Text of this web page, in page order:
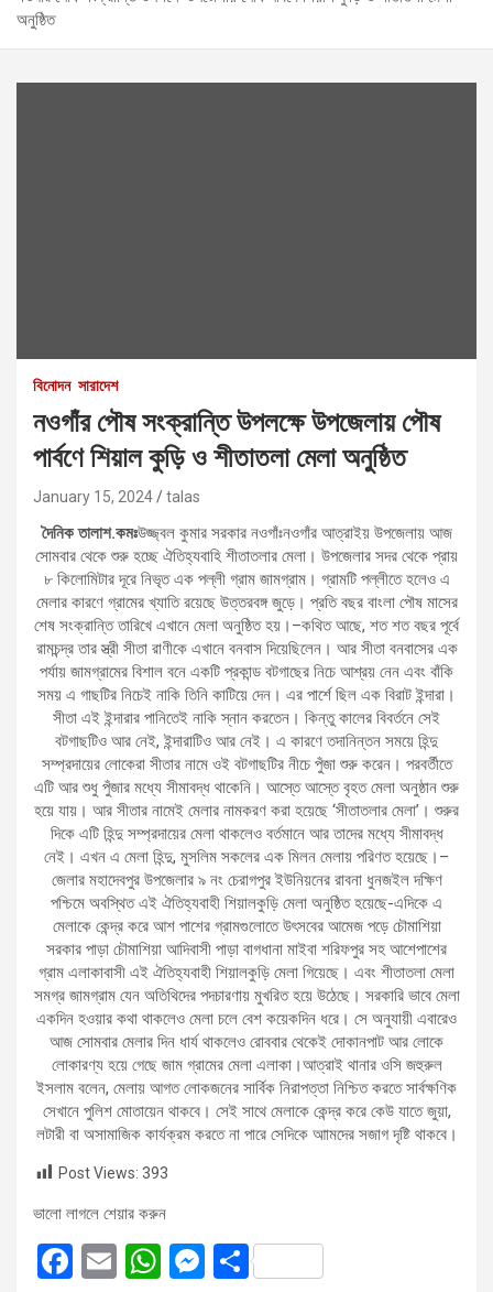
অনুষ্ঠিত
বিনোদন সারাদেশ
নওগাঁর পৌষ সংক্রান্তি উপলক্ষে উপজেলায় পৌষ
পার্বণে শিয়াল কুড়ি ও শীতাতলা মেলা অনুষ্ঠিত
January 15, 2024 talas
দৈনিক তালাশ.কমঃউজ্জ্বল কুমার সরকার নওগাঁঃনওগাঁর আত্রাইয় উপজেলায় আজ
সোমবার থেকে শুরু হচ্ছে ঐতিহ্যবাহি শীতাতলার মেলা। উপজেলার সদর থেকে প্রায়
৮ কিলোমিটার দূরে নিভৃত এক পল্লী গ্রাম জামগ্রাম। গ্রামটি পল্লীতে হলেও এ
মেলার কারণে গ্রামের খ্যাতি রয়েছে উত্তরবঙ্গ জুড়ে। প্রতি বছর বাংলা পৌষ মাসের
শেষ সংক্রান্তি তারিখে এখানে মেলা অনুষ্ঠিত হয়।–কথিত আছে, শত শত বছর পূর্বে
রামচন্দ্র তার স্ত্রী সীতা রাণীকে এখানে বনবাস দিয়েছিলেন। আর সীতা বনবাসের এক
পর্যায় জামগ্রামের বিশাল বনে একটি প্রকান্ড বটগাছের নিচে আশ্রয় নেন এবং বাঁকি
সময় এ গাছটির নিচেই নাকি তিনি কাটিয়ে দেন। এর পার্শে ছিল এক বিরাট ইন্দারা।
সীতা এই ইন্দারার পানিতেই নাকি স্নান করতেন। কিন্তু কালের বিবর্তনে সেই
বটগাছটিও আর নেই, ইন্দারাটিও আর নেই। এ কারণে তদানিন্তন সময়ে হিন্দু
সম্প্রদায়ের লোকেরা সীতার নামে ওই বটগাছটির নীচে পুঁজা শুরু করেন। পরবর্তীতে
এটি আর শুধু পুঁজার মধ্যে সীমাবদ্ধ থাকেনি। আস্তে আস্তে বৃহত মেলা অনুষ্ঠান শুরু
হয়ে যায়। আর সীতার নামেই মেলার নামকরণ করা হয়েছে ‘সীতাতলার মেলা’। শুরুর
দিকে এটি হিন্দু সম্প্রদায়ের মেলা থাকলেও বর্তমানে আর তাদের মধ্যে সীমাবদ্ধ
নেই। এখন এ মেলা হিন্দু, মুসলিম সকলের এক মিলন মেলায় পরিণত হয়েছে।–
জেলার মহাদেবপুর উপজেলার ৯ নং চেরাগপুর ইউনিয়নের রাবনা‌ ধুনজইল দক্ষিণ
পশ্চিমে অবস্থিত এই ঐতিহ্যবাহী শিয়াল‌কুড়ি‌ মেলা অনুষ্ঠিত হয়েছে-এদিকে এ
মেলাকে কেন্দ্র করে আশ পাশের গ্রামগুলোতে উৎসবের আমেজ পড়ে চৌমাশিয়া
সরকার পাড়া চৌমাশিয়া আদিবাসী পাড়া বাগধানা মাইবা‌ শরিফপুর সহ আশেপাশের
গ্রাম এলাকাবাসী এই ঐতিহ্যবাহী শিয়াল‌কুড়ি‌ মেলা গিয়েছে। এবং শীতাতলা মেলা
সমগ্র জামগ্রাম যেন অতিথিদের পদচারণায় মুখরিত হয়ে উঠেছে। সরকারি ভাবে মেলা
একদিন হওয়ার কথা থাকলেও মেলা চলে বেশ কয়েকদিন ধরে। সে অনুযায়ী এবারেও
আজ সোমবার মেলার দিন ধার্য থাকলেও রোববার থেকেই দোকানপাট আর লোকে
লোকারণ্য হয়ে গেছে জাম গ্রামের মেলা এলাকা।আত্রাই থানার ওসি জহুরুল
ইসলাম বলেন, মেলায় আগত লোকজনের সার্বিক নিরাপত্তা নিশ্চিত করতে সার্বক্ষণিক
সেখানে পুলিশ মোতায়েন থাকবে। সেই সাথে মেলাকে কেন্দ্র করে কেউ যাতে জুয়া,
লটারী বা অসামাজিক কার্যক্রম করতে না পারে সেদিকে আামদের সজাগ দৃষ্টি থাকবে।
Post Views: 393
ভালো লাগলে শেয়ার করুন
F
E
W M S